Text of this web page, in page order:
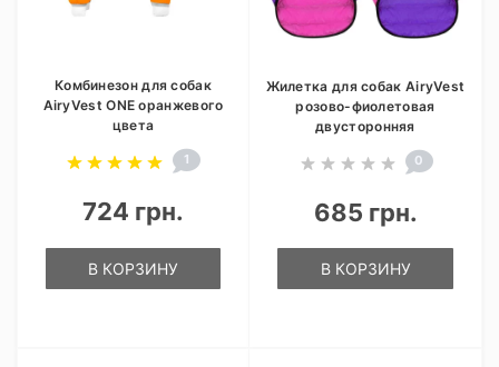
Комбинезон для собак
AiryVest ONE оранжевого
цвета
1
724 грн.
В КОРЗИНУ
Жилетка для собак AiryVest
розово-фиолетовая
двусторонняя
0
685 грн.
В КОРЗИНУ